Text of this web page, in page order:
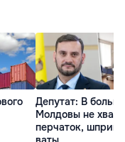
Депутат: В
Молдовы не
перчаток,